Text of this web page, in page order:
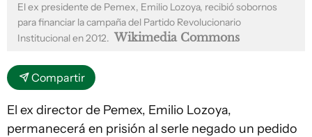
El ex presidente de Pemex, Emilio Lozoya, recibió sobornos
para financiar la campaña del Partido Revolucionario
Institucional en 2012. Wikimedia Commons
Compartir
El ex director de Pemex, Emilio Lozoya,
permanecerá en prisión al serle negado un pedido